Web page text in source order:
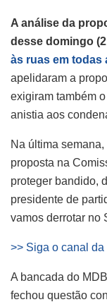
A análise da
desse domingo
às ruas em todas
apelidaram a
exigiram também
anistia aos
Na última
proposta na
proteger bandido,
presidente de
vamos derrotar no
>> Siga o canal da
A bancada do
fechou questão